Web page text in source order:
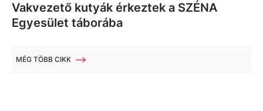
Vakvezető kutyák érkeztek a SZÉNA
Egyesület táborába
MÉG TÖBB CIKK